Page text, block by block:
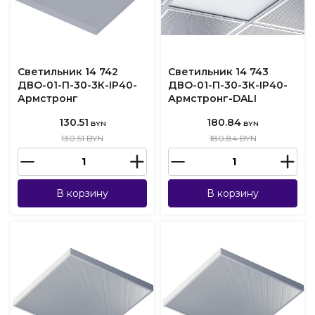
Светильник 14 742
ДВО-01-П-30-3К-IP40-
Армстронг
130.51 BYN
130.51 BYN
В корзину
Светильник 14 743
ДВО-01-П-30-3К-IP40-
Армстронг-DALI
180.84 BYN
180.84 BYN
В корзину